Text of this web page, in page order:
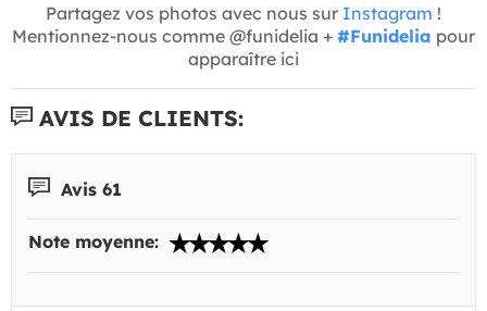
Partagez vos photos avec nous sur Instagram !
Mentionnez-nous comme @funidelia + #Funidelia pour
apparaître ici
AVIS DE CLIENTS:
Avis 61
Note moyenne: